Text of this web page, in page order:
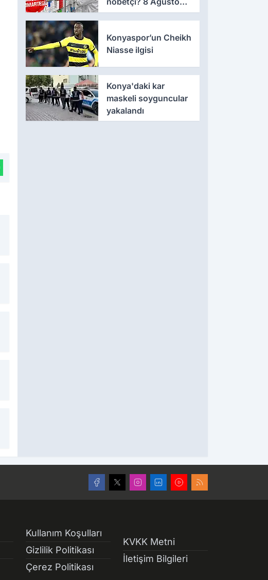
Cumartesi günü
Konyaspor’un Cheikh
Niasse ilgisi
Konya'daki kar
maskeli soyguncular
yakalandı
Kullanım Koşulları
Gizlilik Politikası
Çerez Politikası
KVKK Metni
İletişim Bilgileri